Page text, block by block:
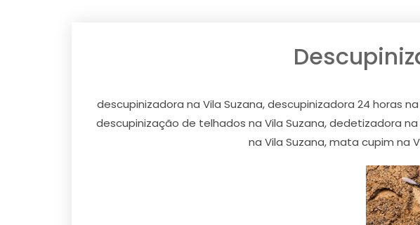
descupinizadora na Vila Suzana, descupinizadora 24 horas
descupinização de telhados na Vila Suzana, dedetizadora
na Vila Suzana, mata cupim na